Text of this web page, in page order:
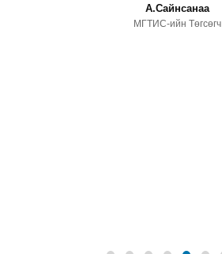
А.Сайнсанаа
МГТИС-ийн Төгсөгч